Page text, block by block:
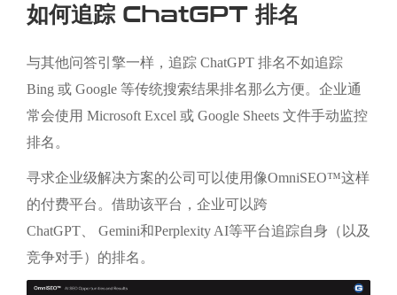
如何追踪 ChatGPT 排名
与其他问答引擎一样，追踪 ChatGPT 排名不如追踪
Bing 或 Google 等传统搜索结果排名那么方便。企业通
常会使用 Microsoft Excel 或 Google Sheets 文件手动监控
排名。
寻求企业级解决方案的公司可以使用像OmniSEO™这样
的付费平台。借助该平台，企业可以跨
ChatGPT、 Gemini和Perplexity AI等平台追踪自身（以及
竞争对手）的排名 。